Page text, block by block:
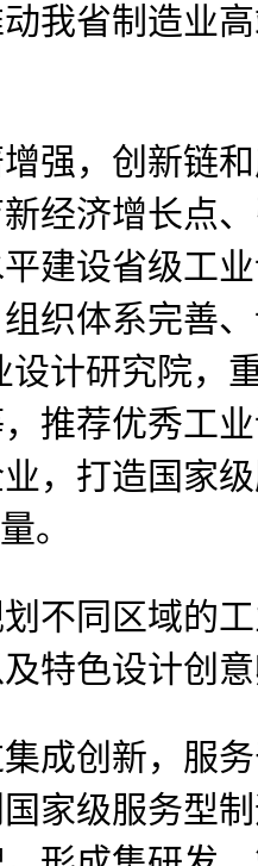
我省制造业
强，创新链和
经济增长点
建设省级工
织体系完善
计研究院，
推荐优秀工
，打造国家
。
同区域的工
特色设计创意
成创新，服务
家级服务型